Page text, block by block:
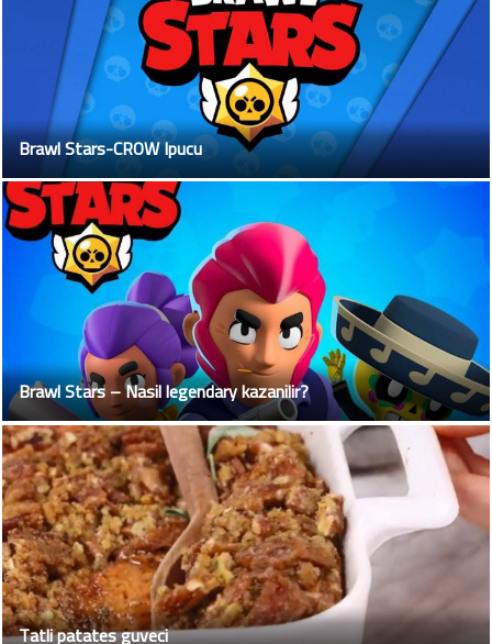
Brawl Stars-CROW Ipucu
Brawl Stars – Nasil legendary kazanilir?
Tatli patates guveci